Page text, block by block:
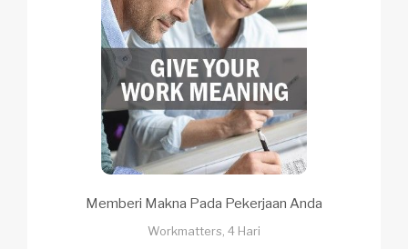
Memberi Makna Pada Pekerjaan Anda
Workmatters, 4 Hari